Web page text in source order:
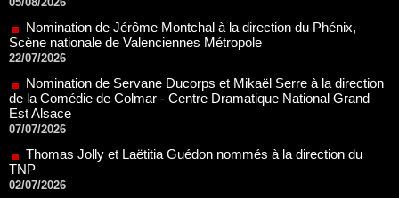
Scène nationale de Valenciennes Métropole
22/07/2026
Nomination de Servane Ducorps et Mikaël Serre à la direction
de la Comédie de Colmar - Centre Dramatique National Grand
Est Alsace
07/07/2026
Thomas Jolly et Laëtitia Guédon nommés à la direction du
TNP
02/07/2026
Fonds SACD Théâtre : les lauréats 2026
23/06/2026